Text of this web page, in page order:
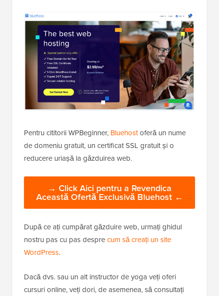
Pentru cititorii WPBeginner, Bluehostoferă un nume
de domeniu gratuit, un certificat SSL gratuit și o
reducere uriașă la găzduirea web.
→ Click Aici pentru a Revendica
Această Ofertă Exclusivă Bluehost ←
După ce ați cumpărat găzduire web, urmați ghidul
nostru pas cu pas desprecum să creați un site
WordPress.
Dacă dvs. sau un alt instructor de yoga veți oferi
cursuri online, veți dori, de asemenea, să consultați